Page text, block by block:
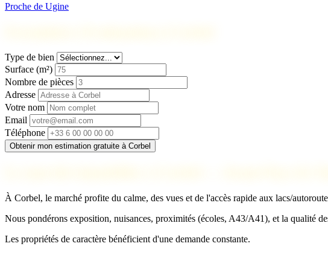
Proche de Ugine
Type de bien
Surface (m²)
Nombre de pièces
Adresse
Votre nom
Email
Téléphone
Obtenir mon estimation gratuite à Corbel
À Corbel, le marché profite du calme, des vues et de l'accès rapide aux lacs/
Nous pondérons exposition, nuisances, proximités (écoles, A43/A41), et la qualité
Les propriétés de caractère bénéficient d'une demande constante.